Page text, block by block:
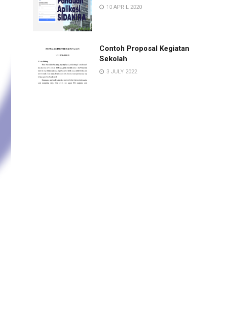
10 APRIL 2020
Contoh Proposal Kegiatan
Sekolah
3 JULY 2022